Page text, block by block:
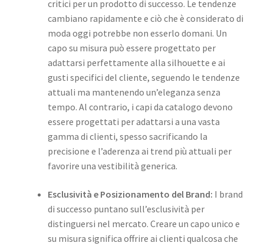
critici per un prodotto di successo. Le tendenze
cambiano rapidamente e ciò che è considerato di
moda oggi potrebbe non esserlo domani. Un
capo su misura può essere progettato per
adattarsi perfettamente alla silhouette e ai
gusti specifici del cliente, seguendo le tendenze
attuali ma mantenendo un’eleganza senza
tempo. Al contrario, i capi da catalogo devono
essere progettati per adattarsi a una vasta
gamma di clienti, spesso sacrificando la
precisione e l’aderenza ai trend più attuali per
favorire una vestibilità generica.
Esclusività e Posizionamento del Brand: I brand
di successo puntano sull’esclusività per
distinguersi nel mercato. Creare un capo unico e
su misura significa offrire ai clienti qualcosa che